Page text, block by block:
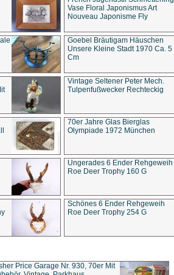
Vase Floral Japonismus Art
Nouveau Japonisme Fly
Goebel Bräutigam Häuschen
Unsere Kleine Stadt 1970 Ca. 5
Cm
Vintage Seltener Peter Mech.
Tulpenfußwecker Rechteckig
70er Jahre Glas Bierglas
Olympiade 1972 München
Ungerades 6 Ender Rehgeweih
Roe Deer Trophy 160 G
Schönes 6 Ender Rehgeweih
Roe Deer Trophy 254 G
Price Garage Nr. 930, 70er Mit